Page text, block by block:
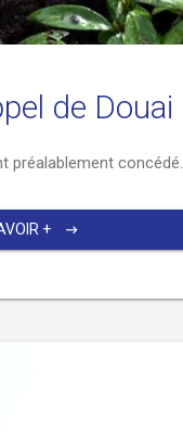
de Douai
préalablement concédé.
+